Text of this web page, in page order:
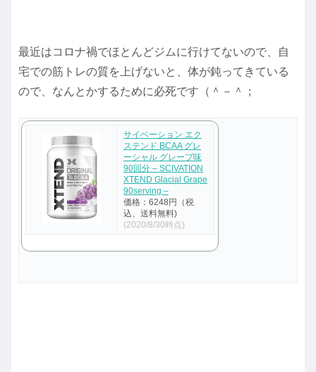
最近はコロナ禍でほとんどジムに行けてないので、自
宅での筋トレの質を上げないと、体が鈍ってきている
ので、なんとかするために必死です（＾－＾；
サイベーション エク
ステンド BCAA グレ
ーシャル グレープ味
90回分 – SCIVATION
XTEND Glacial Grape
90serving –
価格：6248円（税
込、送料無料)
(2020/8/30時点)